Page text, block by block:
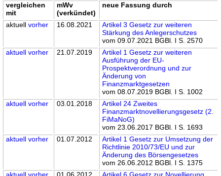
vergleichen
mit
mWv
(verkündet)
neue Fassung durch
aktuellvorher 16.08.2021
Artikel 3 Gesetz zur weiteren
Stärkung des Anlegerschutzes
vom 09.07.2021 BGBl. I S. 2570
aktuell vorher 21.07.2019
Artikel 1 Gesetz zur weiteren
Ausführung der EU-
Prospektverordnung und zur
Änderung von
Finanzmarktgesetzen
vom 08.07.2019 BGBl. I S. 1002
aktuell vorher 03.01.2018
Artikel 24 Zweites
Finanzmarktnovellierungsgesetz (2.
FiMaNoG)
vom 23.06.2017 BGBl. I S. 1693
aktuell vorher 01.07.2012
Artikel 1 Gesetz zur Umsetzung der
Richtlinie 2010/73/EU und zur
Änderung des Börsengesetzes
vom 26.06.2012 BGBl. I S. 1375
aktuell vorher 01.06.2012
Artikel 6 Gesetz zur Novellierung